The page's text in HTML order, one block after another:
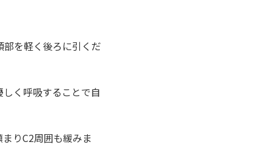
を軽く後ろに引くだ
く呼吸することで自
りC2周囲も緩みま